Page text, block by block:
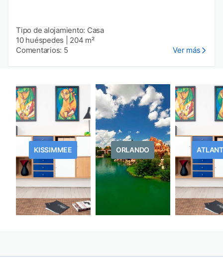
Tipo de alojamiento: Casa
10 huéspedes
204 m²
Comentarios: 5
Ver más
KISSIMMEE ORLANDO